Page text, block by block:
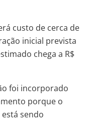
custo de cerca de
inicial prevista
chega a R$
foi incorporado
porque o
sendo